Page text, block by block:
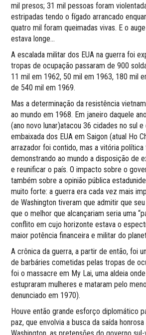
mil presos; 31 mil pessoas foram
estripadas tendo o fígado arrancado
quatro mil foram queimadas vivas. E o
estava longe…
A escalada militar dos EUA na guerra foi
tropas de ocupação passaram de 900
11 mil em 1962, 50 mil em 1963, 180 mil
de 540 mil em 1969.
Mas a determinação da resistência
ao mundo em 1968. Em janeiro daquele
(ano novo lunar)atacou 36 cidades no sul
embaixada dos EUA em Saigon (atual Ho
arrazador foi contido, mas a vitória política
demonstrando ao mundo a disposição de
e reunificar o país. O impacto sobre o
também sobre a opinião pública
muito forte: a guerra era cada vez mais
de Washington tiveram que admitir que
que o melhor que alcançariam seria uma
conflito em cujo horizonte estava o
maior potência financeira e militar do
A crônica da guerra, a partir de então, foi
de barbáries cometidas pelas tropas de
foi o massacre em My Lai, uma aldeia
estupraram mulheres e mataram pelo
denunciado em 1970).
Houve então grande esforço diplomático
paz, que envolvia a busca da saída